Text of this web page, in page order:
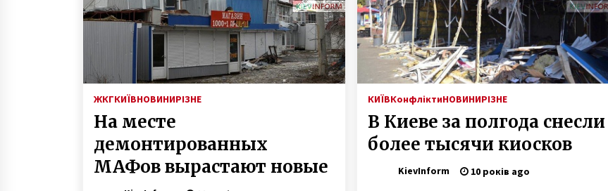
ЖКГКИЇВНОВИНИРІЗНЕ
На месте
демонтированных
МАФов вырастают новые
КИЇВКонфліктиНОВИНИРІЗНЕ
В Киеве за полгода снесли
более тысячи киосков
KievInform 10 років ago